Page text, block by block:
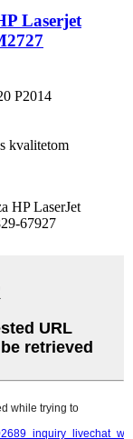
Laserjet
P2014
kvalitetom
1 za HP
000